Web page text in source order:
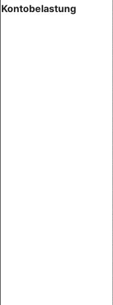
Kontobelastung